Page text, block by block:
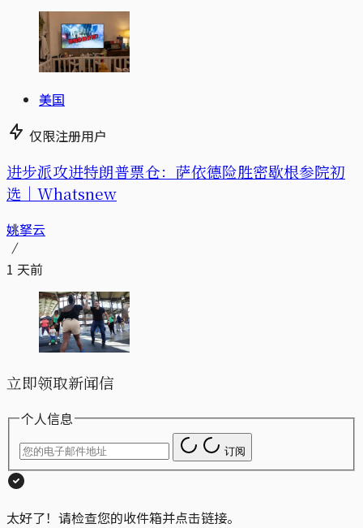
美国
仅限注册用户
进步派攻进特朗普票仓：萨依德险胜密歇根参院初
选｜Whatsnew
姚拏云
1 天前
立即领取新闻信
个人信息
订阅
太好了！请检查您的收件箱并点击链接。